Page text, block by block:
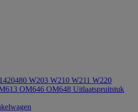
W203 W210 W211 W220
OM646 OM648 Uitlaatspruitstuk